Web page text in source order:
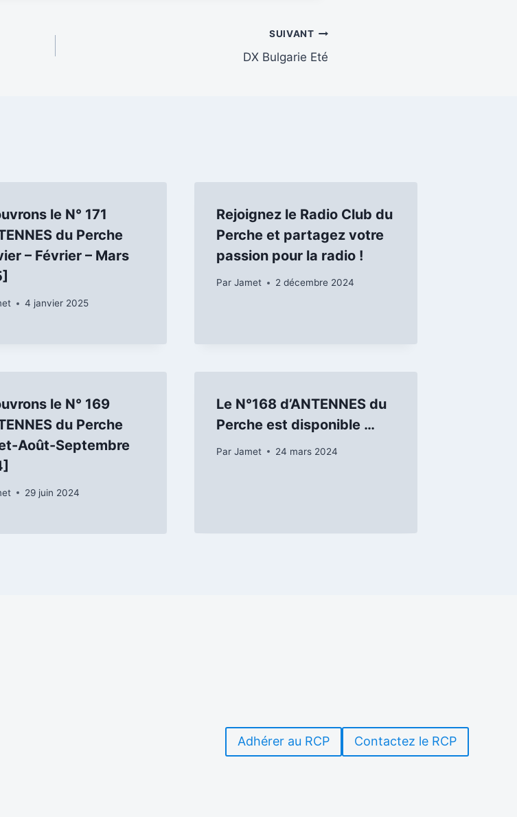
SUIVANT
DX Bulgarie Eté
le N° 171
du Perche
– Février – Mars
4 janvier 2025
Rejoignez le Radio Club du
Perche et partagez votre
passion pour la radio !
Par Jamet 2 décembre 2024
le N° 169
du Perche
Août-Septembre
29 juin 2024
Le N°168 d’ANTENNES du
Perche est disponible …
Par Jamet 24 mars 2024
Adhérer au RCP Contactez le RCP